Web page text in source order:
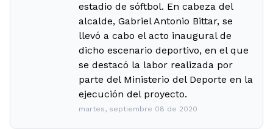
estadio de sóftbol. En cabeza del
alcalde, Gabriel Antonio Bittar, se
llevó a cabo el acto inaugural de
dicho escenario deportivo, en el que
se destacó la labor realizada por
parte del Ministerio del Deporte en la
ejecución del proyecto.
martes, septiembre 08 de 2020